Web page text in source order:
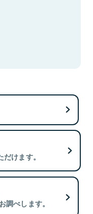
けます。
調べします。